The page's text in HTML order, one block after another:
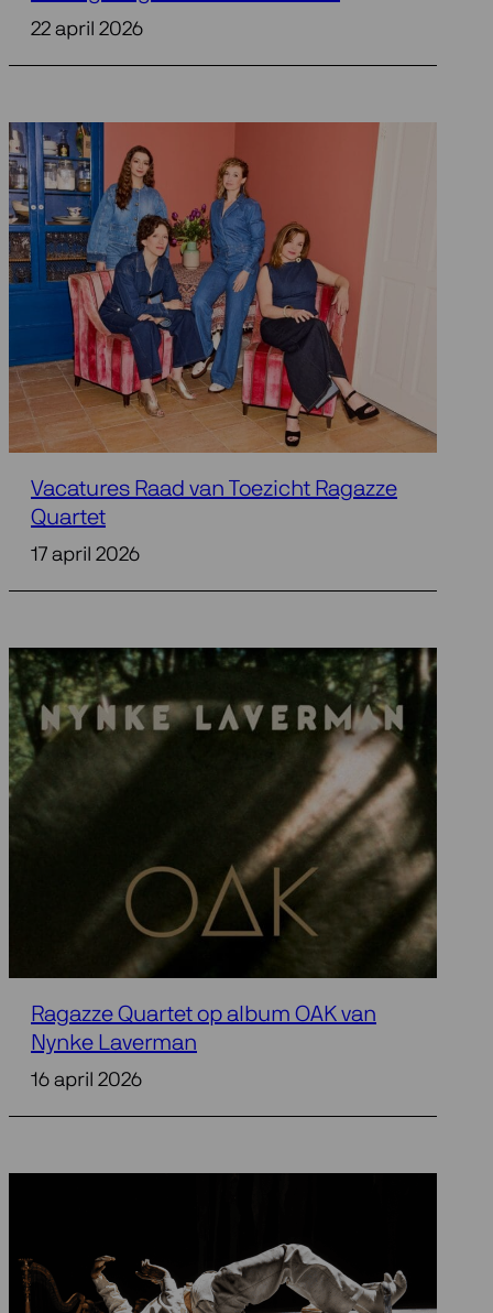
22 april 2026
Vacatures Raad van Toezicht Ragazze
Quartet
17 april 2026
Ragazze Quartet op album OAK van
Nynke Laverman
16 april 2026